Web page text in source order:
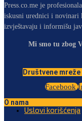
Press.co.me je
iskusni urednici i novinari
izvještavaju i informišu
Mi smo tu zbog
Društvene mreže
Facebook
O nama
Uslovi korišćenja